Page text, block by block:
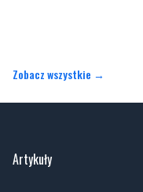
Zobacz wszystkie →
Artykuły